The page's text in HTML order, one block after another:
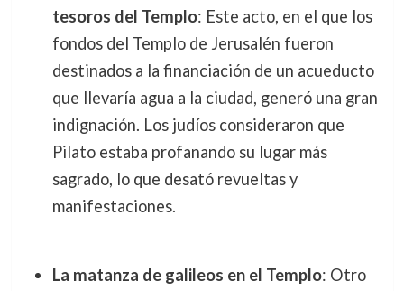
tesoros del Templo: Este acto, en el que los
fondos del Templo de Jerusalén fueron
destinados a la financiación de un acueducto
que llevaría agua a la ciudad, generó una gran
indignación. Los judíos consideraron que
Pilato estaba profanando su lugar más
sagrado, lo que desató revueltas y
manifestaciones.
La matanza de galileos en el Templo: Otro